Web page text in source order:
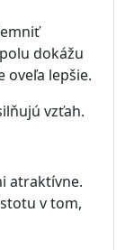
dokážu
oveľa lepšie.
vzťah.
atraktívne.
v tom,